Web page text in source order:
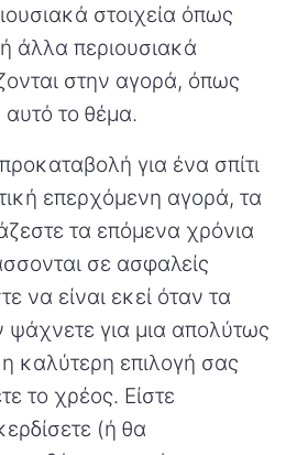
στοιχεία όπως
άλλα περιουσιακά
στην αγορά, όπως
αυτό το θέμα.
προκαταβολή για ένα σπίτι
επερχόμενη αγορά, τα
τα επόμενα χρόνια
σε ασφαλείς
να είναι εκεί όταν τα
ψάχνετε για μια απολύτως
καλύτερη επιλογή σας
το χρέος. Είστε
(ή θα